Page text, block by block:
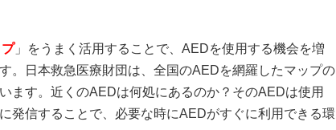
」をうまく活用することで、AEDを使用する機会を増
。日本救急医療財団は、全国のAEDを網羅したマップの
ます。近くのAEDは何処にあるのか？そのAEDは使用
発信することで、必要な時にAEDがすぐに利用できる環